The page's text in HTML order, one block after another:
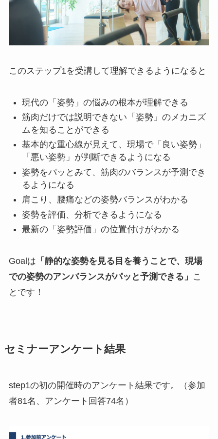
このステップ1を受講して理解できるようになると
現代の「姿勢」の悩みの根本が理解できる
筋肉だけでは説明できない「姿勢」のメカニズ
ムを知ることができる
基本的な重心線が見えて、現場で「良い姿勢」
「悪い姿勢」が判断できるようになる
姿勢をパッとみて、筋肉のバランスが予測でき
るようになる
肩こり、腰痛などの姿勢バランスがわかる
姿勢を評価、分析できるようになる
最新の「姿勢評価」の位置付けがわかる
Goalは 「静的な姿勢を見る目を養うことで、現場
での姿勢のアンバランスがパッと予測できる」 こ
とです！
セミナーアンケート結果
step1の初の開催時のアンケート結果です。（参加
者81名、アンケート回答74名）